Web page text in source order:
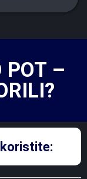
POT –